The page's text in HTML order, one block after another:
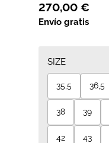
270,00 €
Envío gratis
SIZE
35,5 36,5
38 39
42 43